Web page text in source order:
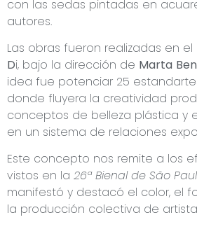
con las sedas pintadas en
autores.
Las obras fueron realizadas en
Di, bajo la dirección de Marta
idea fue potenciar 25
donde fluyera la creatividad
conceptos de belleza plástica y
en un sistema de relaciones
Este concepto nos remite a los
vistos en la 26ª Bienal de São
manifestó y destacó el color, el
la producción colectiva de